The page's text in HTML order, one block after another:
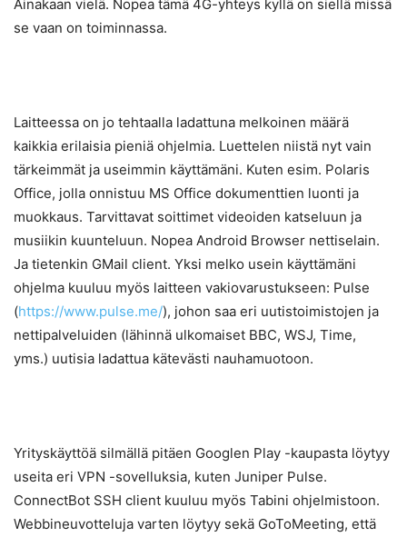
Ainakaan vielä. Nopea tämä 4G-yhteys kyllä on siellä missä
se vaan on toiminnassa.
Laitteessa on jo tehtaalla ladattuna melkoinen määrä
kaikkia erilaisia pieniä ohjelmia. Luettelen niistä nyt vain
tärkeimmät ja useimmin käyttämäni. Kuten esim. Polaris
Office, jolla onnistuu MS Office dokumenttien luonti ja
muokkaus. Tarvittavat soittimet videoiden katseluun ja
musiikin kuunteluun. Nopea Android Browser nettiselain.
Ja tietenkin GMail client. Yksi melko usein käyttämäni
ohjelma kuuluu myös laitteen vakiovarustukseen: Pulse
(https://www.pulse.me/), johon saa eri uutistoimistojen ja
nettipalveluiden (lähinnä ulkomaiset BBC, WSJ, Time,
yms.) uutisia ladattua kätevästi nauhamuotoon.
Yrityskäyttöä silmällä pitäen Googlen Play -kaupasta löytyy
useita eri VPN -sovelluksia, kuten Juniper Pulse.
ConnectBot SSH client kuuluu myös Tabini ohjelmistoon.
Webbineuvotteluja varten löytyy sekä GoToMeeting, että